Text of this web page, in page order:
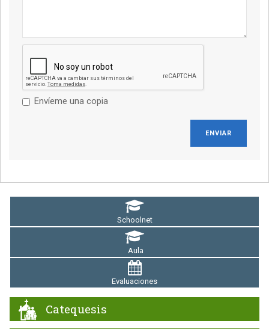
Envíeme una copia
ENVIAR
Schoolnet
Aula
Evaluaciones
Catequesis